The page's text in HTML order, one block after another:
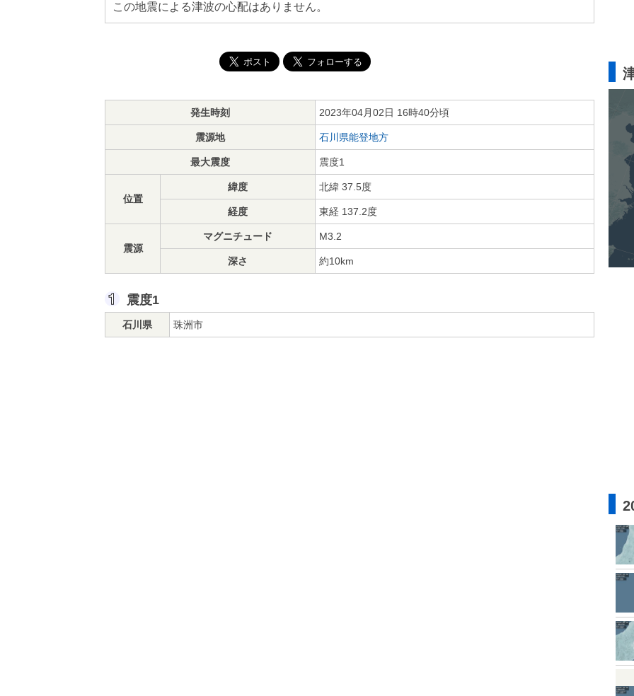
この地震による津波の心配はありません。
発生時刻 2023年04月02日 16時40分頃
震源地 石川県能登地方
最大震度 震度1
位置
緯度 北緯 37.5度
経度 東経 137.2度
震源
マグニチュード M3.2
深さ 約10km
震度1
石川県 珠洲市